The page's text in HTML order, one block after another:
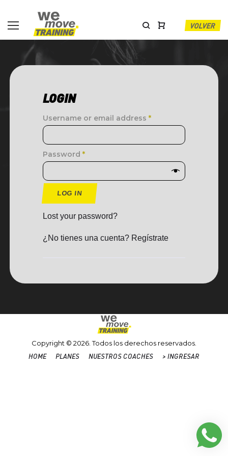
VOLVER
LOGIN
Username or email address*
Password*
LOG IN
Lost your password?
¿No tienes una cuenta? Regístrate
Copyright © 2026. Todos los derechos reservados.
HOME PLANES NUESTROS COACHES > INGRESAR